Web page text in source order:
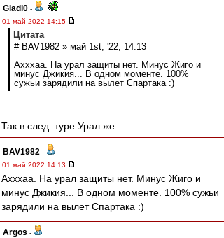
Gladi0 -
01 май 2022 14:15
Цитата
# BAV1982 » май 1st, '22, 14:13
Ахххаа. На урал защиты нет. Минус Жиго и
минус Джикия... В одном моменте. 100%
сужьи зарядили на вылет Спартака :)
Так в след. туре Урал же.
BAV1982 -
01 май 2022 14:13
Ахххаа. На урал защиты нет. Минус Жиго и
минус Джикия... В одном моменте. 100% сужьи
зарядили на вылет Спартака :)
Argos -